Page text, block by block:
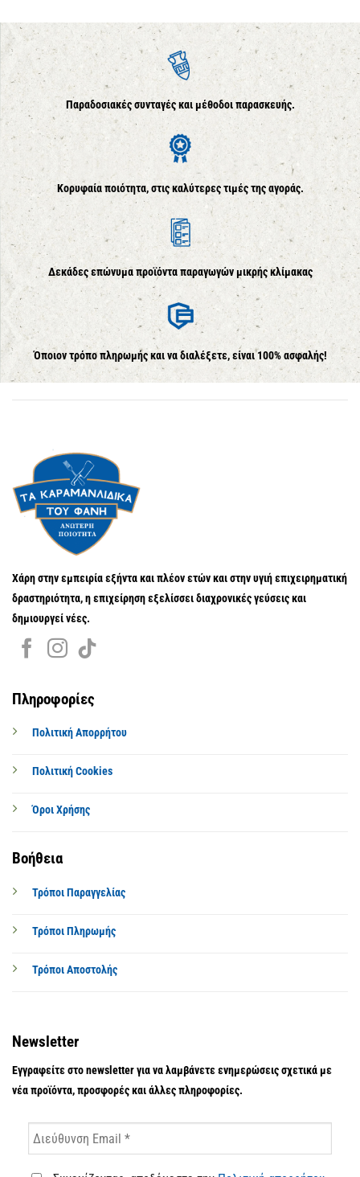
Παραδοσιακές συνταγές και μέθοδοι παρασκευής.
Κορυφαία ποιότητα, στις καλύτερες τιμές της αγοράς.
Δεκάδες επώνυμα προϊόντα παραγωγών μικρής κλίμακας
Όποιον τρόπο πληρωμής και να διαλέξετε, είναι 100% ασφαλής!
Χάρη στην εμπειρία εξήντα και πλέον ετών και στην υγιή επιχειρηματική
δραστηριότητα, η επιχείρηση εξελίσσει διαχρονικές γεύσεις και
δημιουργεί νέες.
Πληροφορίες
Πολιτική Απορρήτου
Πολιτική Cookies
Όροι Χρήσης
Βοήθεια
Τρόποι Παραγγελίας
Τρόποι Πληρωμής
Τρόποι Αποστολής
Newsletter
Εγγραφείτε στο newsletter για να λαμβάνετε ενημερώσεις σχετικά με
νέα προϊόντα, προσφορές και άλλες πληροφορίες.